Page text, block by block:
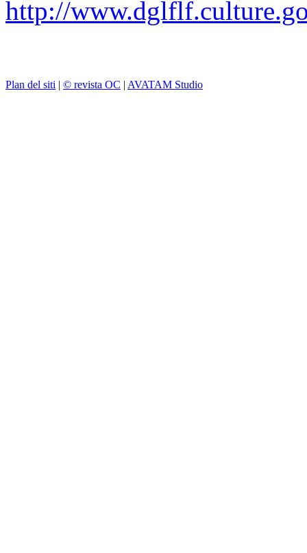
http://
Plan del siti | © revista OC | AVATAM Studio